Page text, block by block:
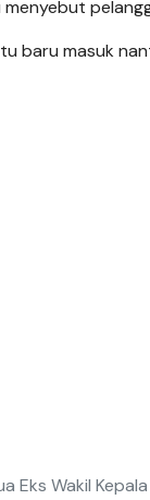
baru masuk
Eks Wakil